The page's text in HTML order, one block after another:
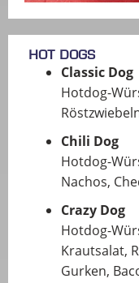
Hot Dogs
Classic Dog
Hotdog-
Chili Dog
Hotdog-
Nachos,
Crazy Dog
Hotdog-
Krautsalat,
Gurken,